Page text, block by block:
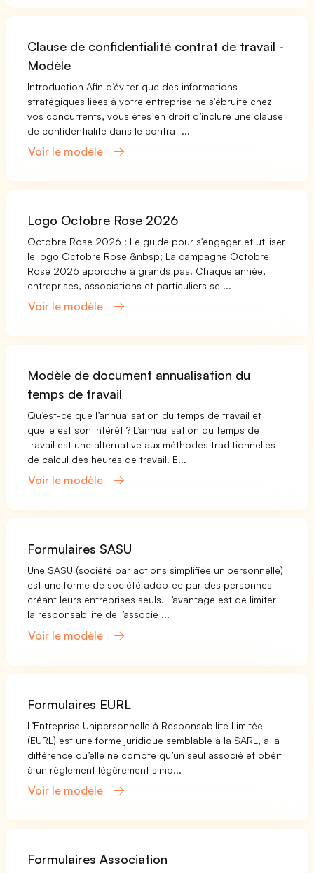
Clause de confidentialité contrat de travail -
Modèle
Introduction Afin d’éviter que des informations
stratégiques liées à votre entreprise ne s'ébruite chez
vos concurrents, vous êtes en droit d’inclure une clause
de confidentialité dans le contrat ...
Voir le modèle
Logo Octobre Rose 2026
Octobre Rose 2026 : Le guide pour s'engager et utiliser
le logo Octobre Rose &nbsp; La campagne Octobre
Rose 2026 approche à grands pas. Chaque année,
entreprises, associations et particuliers se ...
Voir le modèle
Modèle de document annualisation du
temps de travail
Qu’est-ce que l’annualisation du temps de travail et
quelle est son intérêt ? L’annualisation du temps de
travail est une alternative aux méthodes traditionnelles
de calcul des heures de travail. E...
Voir le modèle
Formulaires SASU
Une SASU (société par actions simplifiée unipersonnelle)
est une forme de société adoptée par des personnes
créant leurs entreprises seuls. L’avantage est de limiter
la responsabilité de l’associé ...
Voir le modèle
Formulaires EURL
L’Entreprise Unipersonnelle à Responsabilité Limitée
(EURL) est une forme juridique semblable à la SARL, à la
différence qu’elle ne compte qu’un seul associé et obéit
à un règlement légèrement simp...
Voir le modèle
Formulaires Association